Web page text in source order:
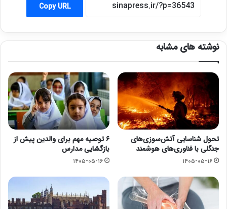
Copy URL
نوشته های مشابه
تحول شناسایی آتش‌سوزی‌های
جنگلی با فناوری‌های هوشمند
۱۴۰۵-۰۵-۱۶
۶ توصیه مهم برای والدین پیش از
بازگشایی مدارس
۱۴۰۵-۰۵-۱۶